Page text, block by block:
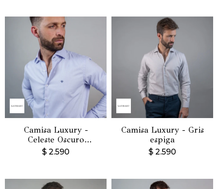
Camisa Luxury -
Celeste Oscuro
espigado
$ 2.590
Camisa Luxury - Gris
espiga
$ 2.590